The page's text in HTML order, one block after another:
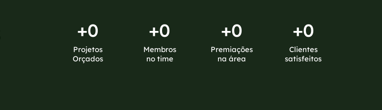
+0
Projetos
Orçados
+0
Membros
no time
+0
Premiações
na área
+0
Clientes
satisfeitos